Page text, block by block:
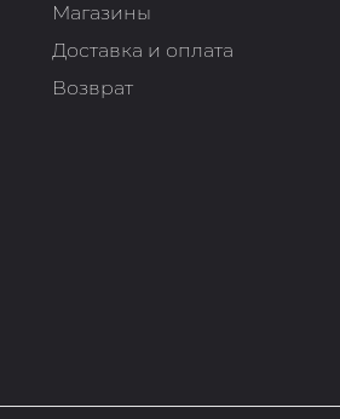
Магазины
Доставка и оплата
Возврат